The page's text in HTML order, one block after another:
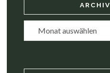
ARCHIV
Archiv